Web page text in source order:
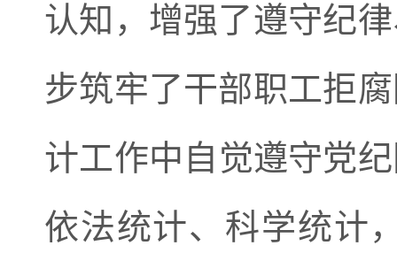
认知，增强了遵守纪
步筑牢了干部职工拒
计工作中自觉遵守党
依法统计、科学统计